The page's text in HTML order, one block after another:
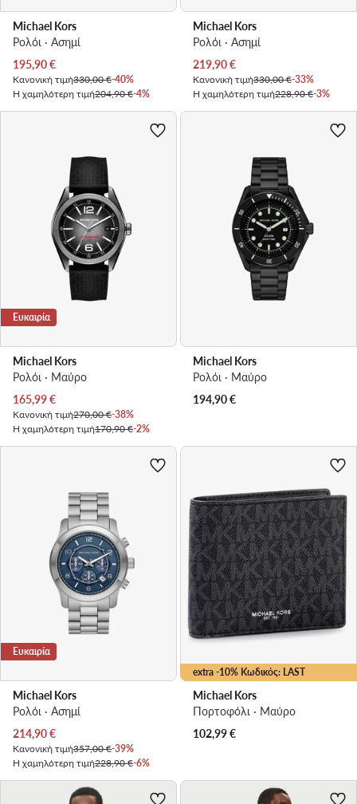
Michael Kors
Ρολόι · Ασημί
Τρέχουσα τιμή
195,90€
Κανονική τιμή330,00 €-40%
Η χαμηλότερη τιμή204,90 €-4%
Michael Kors
Ρολόι · Ασημί
Τρέχουσα τιμή
219,90€
Κανονική τιμή330,00 €-33%
Η χαμηλότερη τιμή228,90 €-3%
Ευκαιρία
Michael Kors
Ρολόι · Μαύρο
Τρέχουσα τιμή
165,99€
Κανονική τιμή270,00 €-38%
Η χαμηλότερη τιμή170,90 €-2%
Michael Kors
Ρολόι · Μαύρο
194,90€
Ευκαιρία
Michael Kors
Ρολόι · Ασημί
Τρέχουσα τιμή
214,90€
Κανονική τιμή357,00 €-39%
Η χαμηλότερη τιμή228,90 €-6%
extra -10% Κωδικός: LAST
Michael Kors
Πορτοφόλι · Μαύρο
102,99€